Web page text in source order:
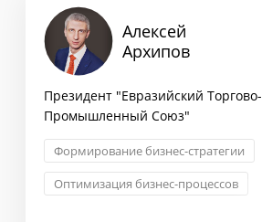
Алексей
Архипов
Президент "Евразийский Торгово-
Промышленный Союз"
Формирование бизнес-стратегии
Оптимизация бизнес-процессов